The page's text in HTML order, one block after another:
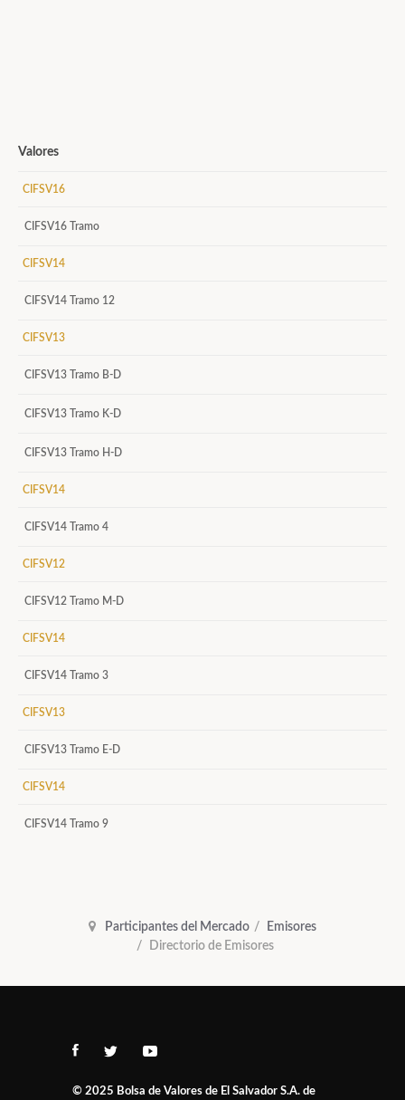
Valores
CIFSV16
CIFSV16 Tramo
CIFSV14
CIFSV14 Tramo 12
CIFSV13
CIFSV13 Tramo B-D
CIFSV13 Tramo K-D
CIFSV13 Tramo H-D
CIFSV14
CIFSV14 Tramo 4
CIFSV12
CIFSV12 Tramo M-D
CIFSV14
CIFSV14 Tramo 3
CIFSV13
CIFSV13 Tramo E-D
CIFSV14
CIFSV14 Tramo 9
Participantes del Mercado
Emisores
Directorio de Emisores
© 2025 Bolsa de Valores de El Salvador S.A. de